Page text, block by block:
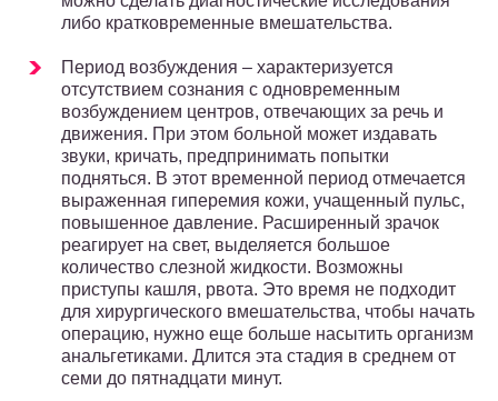
либо кратковременные вмешательства.
Период возбуждения – характеризуется
отсутствием сознания с одновременным
возбуждением центров, отвечающих за речь и
движения. При этом больной может издавать
звуки, кричать, предпринимать попытки
подняться. В этот временной период отмечается
выраженная гиперемия кожи, учащенный пульс,
повышенное давление. Расширенный зрачок
реагирует на свет, выделяется большое
количество слезной жидкости. Возможны
приступы кашля, рвота. Это время не подходит
для хирургического вмешательства, чтобы начать
операцию, нужно еще больше насытить организм
анальгетиками. Длится эта стадия в среднем от
семи до пятнадцати минут.